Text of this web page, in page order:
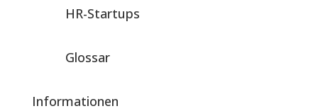
HR-Startups
Glossar
Informationen